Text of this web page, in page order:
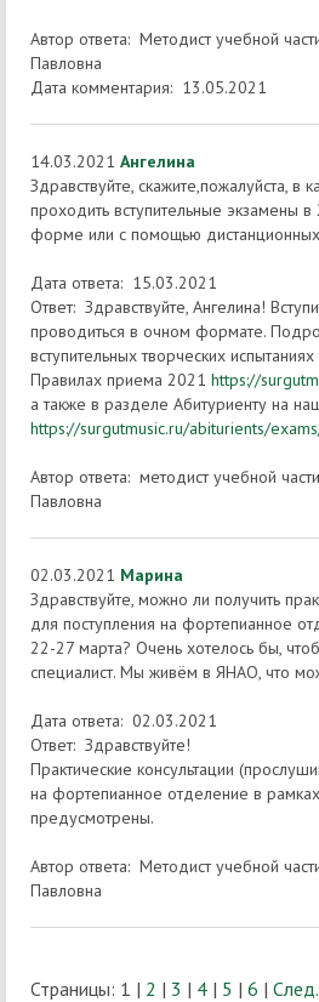
Автор ответа: Методист учебной
Павловна
Дата комментария: 13.05.2021
14.03.2021 Ангелина
Здравствуйте, скажите,пожалуйста, в
проходить вступительные экзамены
форме или с помощью дистанционных
Дата ответа: 15.03.2021
Ответ: Здравствуйте, Ангелина!
проводиться в очном формате.
вступительных творческих
Правилах приема 2021 https://
а также в разделе Абитуриенту на
https://surgutmusic.ru/abiturients/
Автор ответа: методист учебной
Павловна
02.03.2021 Марина
Здравствуйте, можно ли получить
для поступления на фортепианное
22-27 марта? Очень хотелось бы,
специалист. Мы живём в ЯНАО, что
Дата ответа: 02.03.2021
Ответ: Здравствуйте!
Практические консультации
на фортепианное отделение в
предусмотрены.
Автор ответа: Методист учебной
Павловна
Страницы: 1 | 2 | 3 | 4 | 5 | 6 | След.